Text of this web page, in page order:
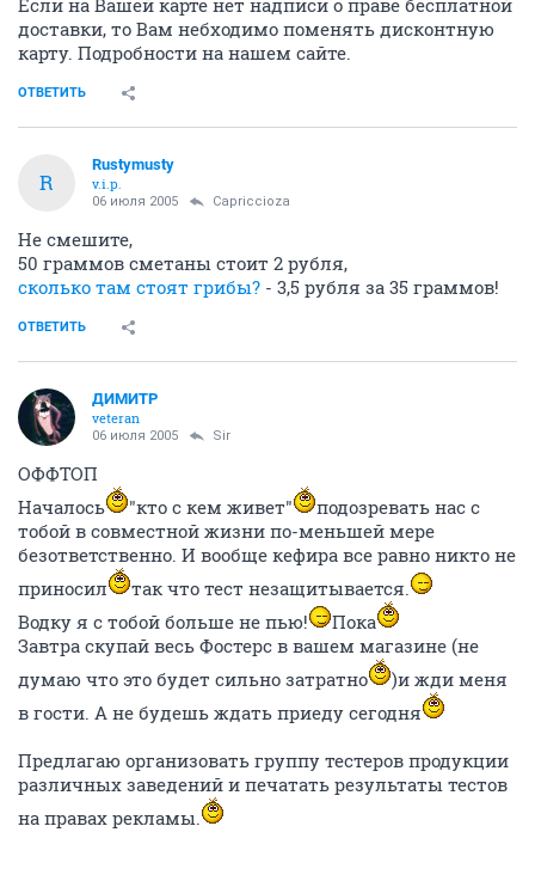
доставки, то Вам небходимо поменять дисконтную
карту. Подробности на нашем сайте.
ОТВЕТИТЬ
R
Rustymusty
v.i.p.
06 июля 2005 Capriccioza
Не смешите,
50 граммов сметаны стоит 2 рубля,
сколько там стоят грибы? - 3,5 рубля за 35 граммов!
ОТВЕТИТЬ
ДИМИТР
veteran
06 июля 2005 Sir
ОФФТОП
Началось
"кто с кем живет"
подозревать нас с
тобой в совместной жизни по-меньшей мере
безответственно. И вообще кефира все равно никто не
приносил
так что тест незащитывается.
Водку я с тобой больше не пью!
Пока
Завтра скупай весь Фостерс в вашем магазине (не
думаю что это будет сильно затратно
)и жди меня
в гости. А не будешь ждать приеду сегодня
Предлагаю организовать группу тестеров продукции
различных заведений и печатать результаты тестов
на правах рекламы.